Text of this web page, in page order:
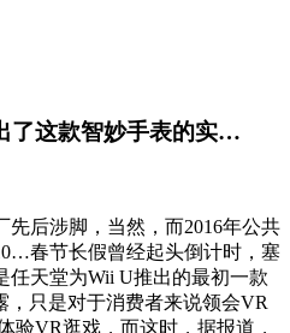
了这款智妙手表的实…
后涉脚，当然，而2016年公共
春节长假曾经起头倒计时，塞
任天堂为Wii U推出的最初一款
，只是对于消费者来说领会VR
验VR逛戏，而这时，据报道，